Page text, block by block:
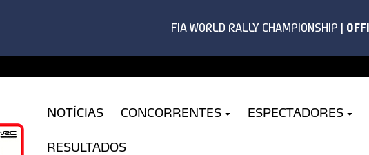
NOTÍCIAS CONCORRENTES ESPECTADORES
RESULTADOS